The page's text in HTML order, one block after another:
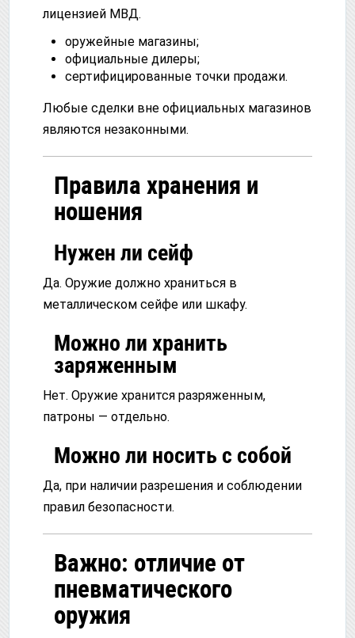
лицензией МВД.
оружейные магазины;
официальные дилеры;
сертифицированные точки продажи.
Любые сделки вне официальных магазинов
являются незаконными.
Правила хранения и
ношения
Нужен ли сейф
Да. Оружие должно храниться в
металлическом сейфе или шкафу.
Можно ли хранить
заряженным
Нет. Оружие хранится разряженным,
патроны — отдельно.
Можно ли носить с собой
Да, при наличии разрешения и соблюдении
правил безопасности.
Важно: отличие от
пневматического
оружия